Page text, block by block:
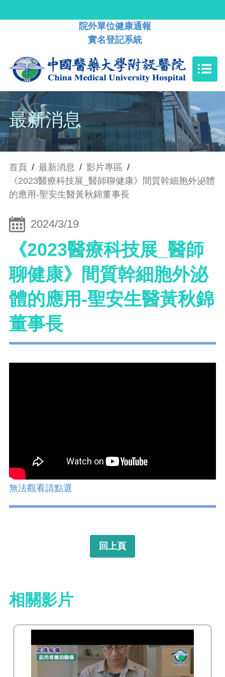
院外單位健康通報
實名登記系統
最新消息
首頁 / 最新消息 / 影片專區 /
《2023醫療科技展_醫師聊健康》間質幹細胞外泌體
的應用-聖安生醫黃秋錦董事長
2024/3/19
《2023醫療科技展_醫師
聊健康》間質幹細胞外泌
體的應用-聖安生醫黃秋錦
董事長
無法觀看請點選
回上頁
相關影片